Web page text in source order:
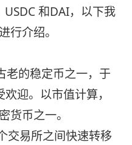
和DAI，以下我
行介绍。
老的稳定币之一，于
迎。以市值计算，
货币之一。
交易所之间快速转移